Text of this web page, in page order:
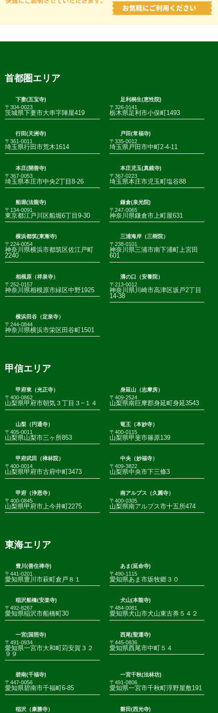
首都圏エリア
下妻(五宝寺)
〒304-0023
茨城県下妻市大串字陣屋419
足利桐生(恵性院)
〒326-0141
栃木県足利市小俣町1493
行田(天洲寺)
〒361-0011
埼玉県行田市荒木1614
戸田(常福寺)
〒335-0012
埼玉県戸田市中町2-4-11
本庄(開善寺)
〒367-0053
埼玉県本庄市中央2丁目8-26
本庄児玉(真鏡寺)
〒367-0223
埼玉県本庄市児玉町塩谷88
船堀(法龍寺)
〒134-0091
東京都江戸川区船堀6丁目9-30
鎌倉(泉光院)
〒247-0065
神奈川県鎌倉市上町屋631
横浜都筑(東漸寺)
〒224-0054
神奈川県横浜市都筑区佐江戸町
2240
三浦海岸（三樹院）
〒238-0101
神奈川県三浦市南下浦町上宮田
601
相模原（祥泉寺）
〒252-0157
神奈川県相模原市緑区中野1925
溝の口（安養院）
〒213-0012
神奈川県川崎市高津区坂戸2丁目
14-38
横浜田谷（定泉寺）
〒244-0844
神奈川県横浜市栄区田谷町1501
甲信エリア
甲府東（光正寺）
〒400-0862
山梨県甲府市朝気３丁目３−１４
身延山（志摩房）
〒409-2524
山梨県南巨摩郡身延町身延3543
山梨（円通寺）
〒405-0011
山梨県山梨市三ヶ所853
竜王（本妙寺）
〒400-0115
山梨県甲斐市篠原139
甲府武田（禅林院）
〒400-0014
山梨県甲府市古府中町3473
中央（妙福寺）
〒409-3822
山梨県中央市下三條3
甲府（浄恩寺）
〒400-0845
山梨県甲府市上今井町2275
南アルプス（久圓寺）
〒400-0305
山梨県南アルプス市十五所474
東海エリア
豊川(善住禅寺)
〒441-0201
愛知県豊川市萩町倉戸８１
あま(延命寺)
〒490-1115
愛知県あま市坂牧郷３０
稲沢船橋(安楽寺)
〒492-8267
愛知県稲沢市船橋町30
犬山(本龍寺)
〒484-0081
愛知県犬山市犬山東古券５４２
一宮(国照寺)
〒491-0934
愛知県一宮市大和町苅安賀３２
９９
西尾(聖運寺)
〒445-0836
愛知県西尾市中町５４
碧南(千福寺)
〒447-0056
愛知県碧南市千福町6-85
一宮千秋(法林坊)
〒491-0806
愛知県一宮市千秋町浮野屋敷191
稲沢（康勝寺）
磐田(西光寺)